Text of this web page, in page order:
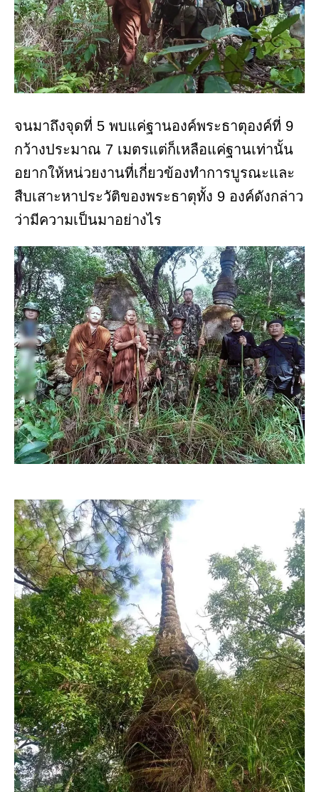
จนมาถึงจุดที่ 5 พบแค่ฐานองค์พระธาตุองค์ที่ 9
กว้างประมาณ 7 เมตรแต่ก็เหลือแค่ฐานเท่านั้น
อยากให้หน่วยงานที่เกี่ยวข้องทำการบูรณะและ
สืบเสาะหาประวัติของพระธาตุทั้ง 9 องค์ดังกล่าว
ว่ามีความเป็นมาอย่างไร